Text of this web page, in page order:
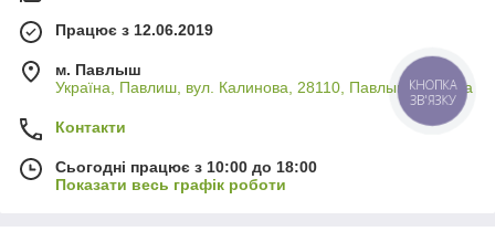
Працює з 12.06.2019
м. Павлыш
Україна, Павлиш, вул. Калинова, 28110, Павлыш, Україна
Контакти
Сьогодні працює з 10:00 до 18:00
Показати весь графік роботи
КНОПКА
ЗВ'ЯЗКУ